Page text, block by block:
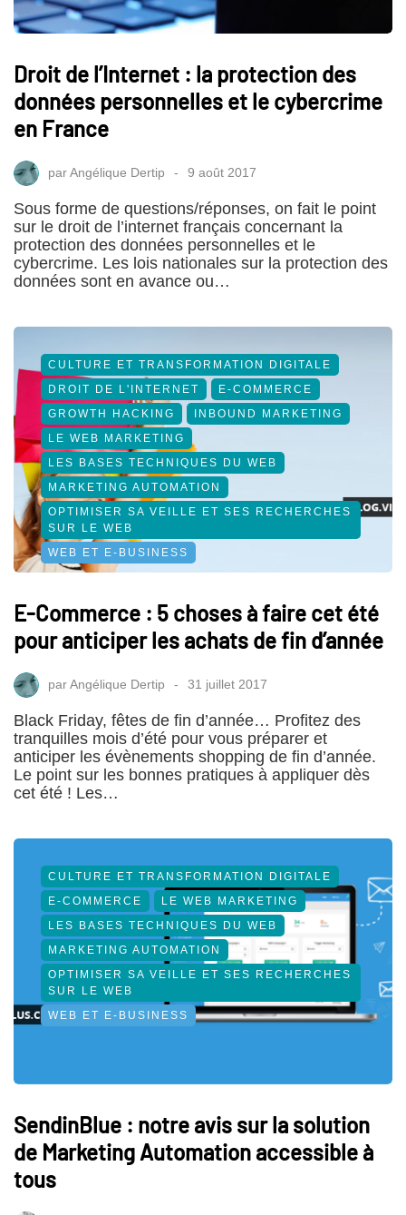
Droit de l’Internet : la protection des
données personnelles et le cybercrime
en France
parAngélique Dertip 9 août 2017
Sous forme de questions/réponses, on fait le point
sur le droit de l’internet français concernant la
protection des données personnelles et le
cybercrime. Les lois nationales sur la protection des
données sont en avance ou…
CULTURE ET TRANSFORMATION DIGITALE
DROIT DE L'INTERNET
E-COMMERCE
GROWTH HACKING
INBOUND MARKETING
LE WEB MARKETING
LES BASES TECHNIQUES DU WEB
MARKETING AUTOMATION
OPTIMISER SA VEILLE ET SES RECHERCHES
SUR LE WEB
WEB ET E-BUSINESS
E-Commerce : 5 choses à faire cet été
pour anticiper les achats de fin d’année
parAngélique Dertip 31 juillet 2017
Black Friday, fêtes de fin d’année… Profitez des
tranquilles mois d’été pour vous préparer et
anticiper les évènements shopping de fin d’année.
Le point sur les bonnes pratiques à appliquer dès
cet été ! Les…
CULTURE ET TRANSFORMATION DIGITALE
E-COMMERCE
LE WEB MARKETING
LES BASES TECHNIQUES DU WEB
MARKETING AUTOMATION
OPTIMISER SA VEILLE ET SES RECHERCHES
SUR LE WEB
WEB ET E-BUSINESS
SendinBlue : notre avis sur la solution
de Marketing Automation accessible à
tous